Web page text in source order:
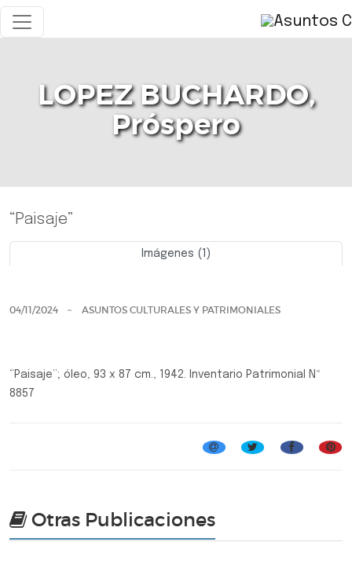
LOPEZ BUCHARDO,
Próspero
“Paisaje”
Imágenes (1)
04/11/2024 ASUNTOS CULTURALES Y PATRIMONIALES
“Paisaje”; óleo, 93 x 87 cm., 1942. Inventario Patrimonial Nº
8857
Otras Publicaciones